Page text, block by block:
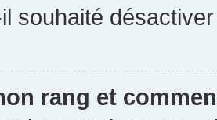
souhaité
rang et